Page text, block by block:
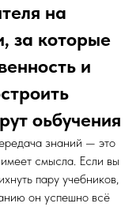
на
за которые
и
оьбучения
знаний — это
смысла. Если вы
пару учебников,
он успешно всё